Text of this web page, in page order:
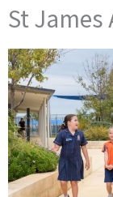
St James